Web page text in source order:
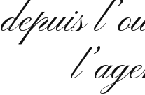
depuis